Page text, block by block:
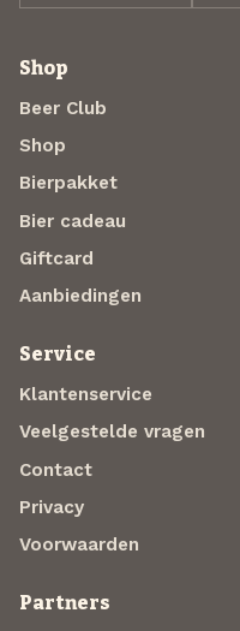
Shop
Beer Club
Shop
Bierpakket
Bier cadeau
Giftcard
Aanbiedingen
Service
Klantenservice
Veelgestelde vragen
Contact
Privacy
Voorwaarden
Partners